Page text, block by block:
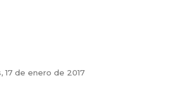
17 de enero de 2017